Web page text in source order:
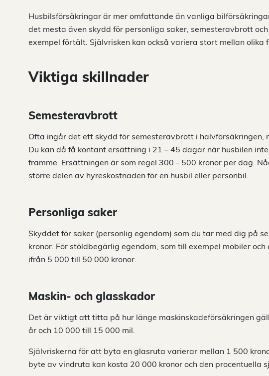
Husbilsförsäkringar är mer omfattande än vanliga
det mesta även skydd för personliga saker, semesteravbrott
exempel förtält. Självrisken kan också variera stort mellan olika
Viktiga skillnader
Semesteravbrott
Ofta ingår det ett skydd för semesteravbrott i halvförsäkringen,
Du kan då få kontant ersättning i 21 – 45 dagar när husbilen
framme. Ersättningen är som regel 300 - 500 kronor per dag.
större delen av hyreskostnaden för en husbil eller personbil.
Personliga saker
Skyddet för saker (personlig egendom) som du tar med dig på
kronor. För stöldbegärlig egendom, som till exempel mobiler
ifrån 5 000 till 50 000 kronor.
Maskin- och glasskador
Det är viktigt att titta på hur länge maskinskadeförsäkringen
år och 10 000 till 15 000 mil.
Självriskerna för att byta en glasruta varierar mellan 1 500
byte av vindruta kan kosta 20 000 kronor och den procentuella